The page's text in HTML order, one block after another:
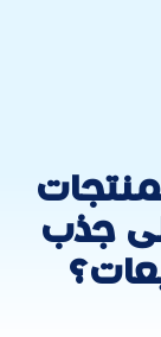
جذب